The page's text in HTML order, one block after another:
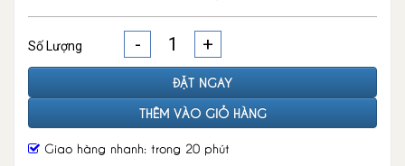
Số Lượng - +
ĐẶT NGAY
THÊM VÀO GIỎ HÀNG
Giao hàng nhanh: trong 20 phút